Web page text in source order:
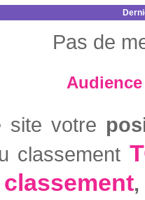
Pas de
site votre
classement
,